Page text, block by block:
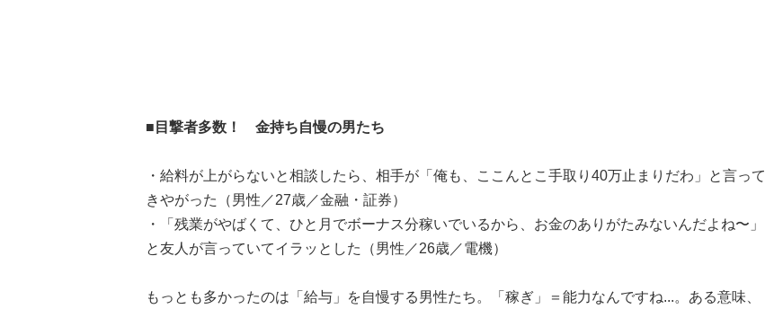
■目撃者多数！ 金持ち自慢の男たち
・給料が上がらないと相談したら、相手が「俺も、ここんとこ手取り40万止まりだわ」と言って
きやがった（男性／27歳／金融・証券）
・「残業がやばくて、ひと月でボーナス分稼いでいるから、お金のありがたみないんだよね〜」
と友人が言っていてイラッとした（男性／26歳／電機）
もっとも多かったのは「給与」を自慢する男性たち。「稼ぎ」＝能力なんですね...。ある意味、